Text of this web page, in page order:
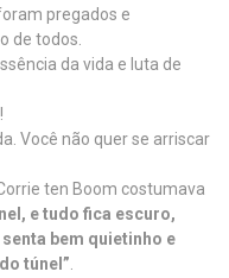
pregados e
de todos.
da vida e luta de
Você não quer se arriscar
ten Boom costumava
e tudo fica escuro,
bem quietinho e
túnel”